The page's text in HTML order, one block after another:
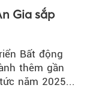
Gia sắp
Bất động
thêm gần
năm 2025...